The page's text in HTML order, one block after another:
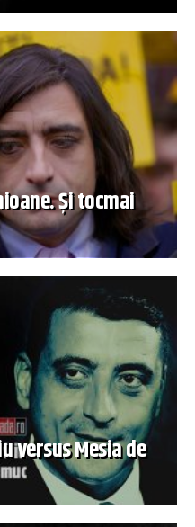
Și tocmai
versus Mesia de